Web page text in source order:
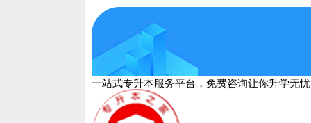
一站式专升本服务平台，免费咨询让你升学无忧